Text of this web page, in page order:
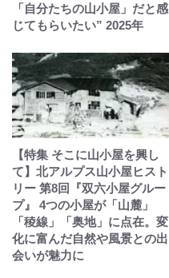
「自分たちの山小屋」だと感
じてもらいたい” 2025年
【特集 そこに山小屋を興し
て】北アルプス山小屋ヒスト
リー 第8回『双六小屋グルー
プ』 4つの小屋が「山麓」
「稜線」「奥地」に点在。変
化に富んだ自然や風景との出
会いが魅力に